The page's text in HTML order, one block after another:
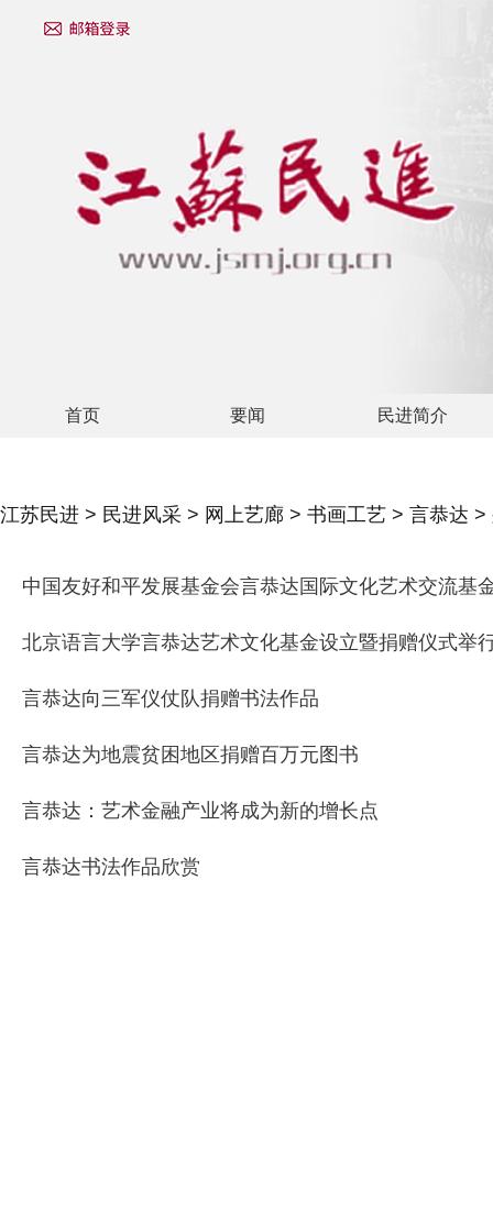
首页 要闻 民进简介
江苏民进 > 民进风采 > 网上艺廊 > 书画工艺 > 言恭达 >
中国友好和平发展基金会言恭达国际文化艺术交流基
北京语言大学言恭达艺术文化基金设立暨捐赠仪式举
言恭达向三军仪仗队捐赠书法作品
言恭达为地震贫困地区捐赠百万元图书
言恭达：艺术金融产业将成为新的增长点
言恭达书法作品欣赏